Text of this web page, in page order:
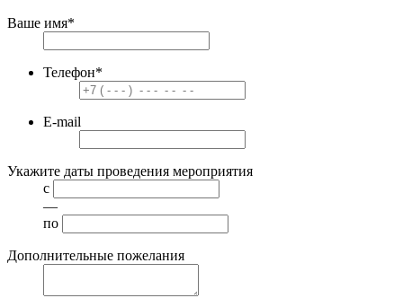
Ваше имя*
Телефон*
E-mail
Укажите даты проведения мероприятия
с
—
по
Дополнительные пожелания